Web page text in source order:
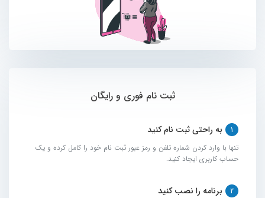
ثبت نام فوری و رایگان
1 به راحتی ثبت نام کنید
تنها با وارد کردن شماره تلفن و رمز عبور ثبت نام خود را کامل کرده و یک
حساب کاربری ایجاد کنید.
2 برنامه را نصب کنید